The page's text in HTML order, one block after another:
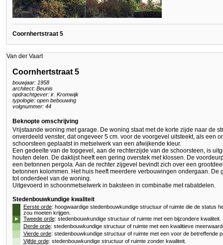
Coornhertstraat 5
Van der Vaart
Coornhertstraat 5
bouwjaar: 1958
architect: Beunis
opdrachtgever: ir. Kromwijk
typologie: open bebouwing
volgnummer: 44
Beknopte omschrijving
Vrijstaande woning met garage. De woning staat met de korte zijde naar de
onverdeeld venster, dat ongeveer 5 cm. voor de voorgevel uitsteekt, als een
schoorsteen geplaatst in metselwerk van een afwijkende kleur.
Een gedeelte van de topgevel, aan de rechterzijde van de schoorsteen, is
houten delen. De daklijst heeft een gering overstek met klossen. De
een betonnen pergola. Aan de rechter zijgevel bevindt zich over een
betonnen kolommen. Het huis heeft meerdere verbouwingen ondergaan.
tot onderdeel van de woning.
Uitgevoerd in schoonmetselwerk in baksteen in combinatie met rabatdelen.
Stedenbouwkundige kwaliteit
Eerste orde: hoogwaardige stedenbouwkundige structuur of ruimte die de status
zou moeten krijgen.
►
Tweede orde: stedenbouwkundige structuur of ruimte met een bijzondere kwaliteit.
Derde orde: stedenbouwkundige structuur of ruimte met een kwalitieve
Vierde orde: stedenbouwkundige structuur of ruimte met een voor de betreffende
Vijfde orde: stedenbouwkundige structuur of ruimte zonder kwaliteit.